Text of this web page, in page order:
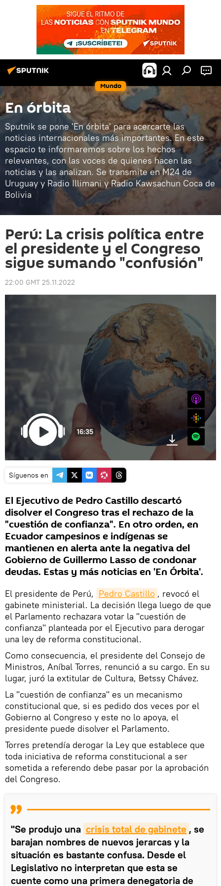
Mundo
En órbita
Sputnik se pone 'En órbita' para acercarte las
noticias internacionales más importantes. En este
espacio te informaremos sobre los hechos
relevantes, con las voces de quienes hacen las
noticias y las analizan. Se transmite en M24 de
Uruguay y Radio Illimani y Radio Kawsachun Coca de
Bolivia
Perú: La crisis política entre
el presidente y el Congreso
sigue sumando "confusión"
22:00 GMT 25.11.2022
16:35
iTunes
Spotify
Síguenos en
El Ejecutivo de Pedro Castillo descartó
disolver el Congreso tras el rechazo de la
"cuestión de confianza". En otro orden, en
Ecuador campesinos e indígenas se
mantienen en alerta ante la negativa del
Gobierno de Guillermo Lasso de condonar
deudas. Estas y más noticias en 'En Órbita'.
El presidente de Perú, Pedro Castillo , revocó el
gabinete ministerial. La decisión llega luego de que
el Parlamento rechazara votar la "cuestión de
confianza" planteada por el Ejecutivo para derogar
una ley de reforma constitucional.
Como consecuencia, el presidente del Consejo de
Ministros, Aníbal Torres, renunció a su cargo. En su
lugar, juró la extitular de Cultura, Betssy Chávez.
La "cuestión de confianza" es un mecanismo
constitucional que, si es pedido dos veces por el
Gobierno al Congreso y este no lo apoya, el
presidente puede disolver el Parlamento.
Torres pretendía derogar la Ley que establece que
toda iniciativa de reforma constitucional a ser
sometida a referendo debe pasar por la aprobación
del Congreso.
"Se produjo una crisis total de gabinete , se
barajan nombres de nuevos jerarcas y la
situación es bastante confusa. Desde el
Legislativo no interpretan que esta se
cuente como una primera denegatoria de